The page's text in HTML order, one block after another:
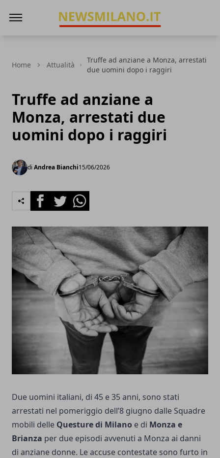
Home Attualità
Truffe ad anziane a Monza, arrestati
due uomini dopo i raggiri
Truffe ad anziane a
Monza, arrestati due
uomini dopo i raggiri
di Andrea Bianchi15/06/2026
FacebookTwitterWhatsapp
Due uomini italiani, di 45 e 35 anni, sono stati
arrestati nel pomeriggio dell’8 giugno dalle Squadre
mobili delle Questure di Milano e di Monza e
Brianza per due episodi avvenuti a Monza ai danni
di anziane donne. Le accuse contestate sono furto in